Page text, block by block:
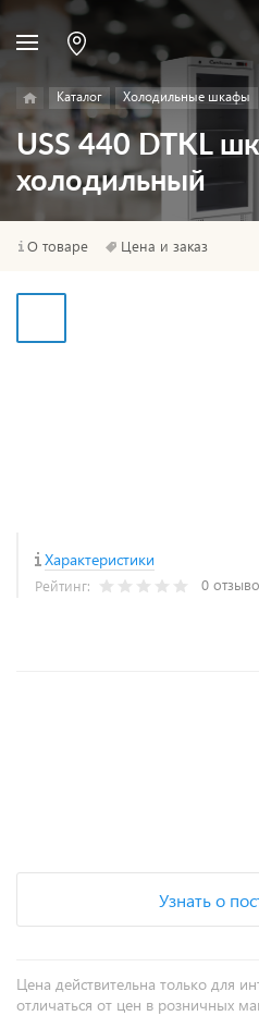
Каталог Холодильные шкафы
USS 440 DTKL
холодильный
О товаре Цена и заказ
Характеристики
Рейтинг: 0
Узнать о
Цена действительна только для
отличаться от цен в розничных